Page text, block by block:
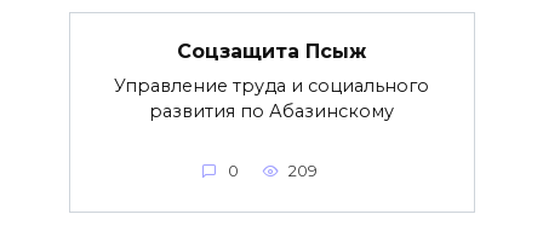
Соцзащита Псыж
Управление труда и социального
развития по Абазинскому
0 209